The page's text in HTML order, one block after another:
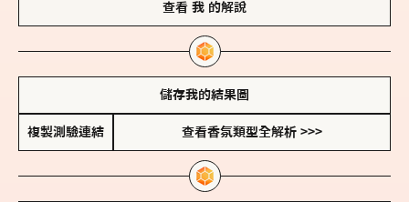
查看 我 的解說
儲存我的結果圖
複製測驗連結 查看香氛類型全解析 >>>